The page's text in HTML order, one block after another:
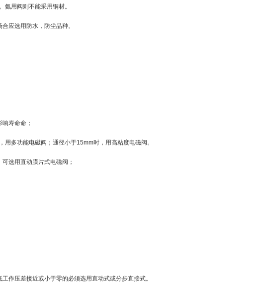
用阀则不能采用铜材。
应选用防水，防尘品种。
寿命命；
多功能电磁阀；通径小于15mm时，用高粘度电磁阀。
选用直动膜片式电磁阀；
作压差接近或小于零的必须选用直动式或分步直接式。